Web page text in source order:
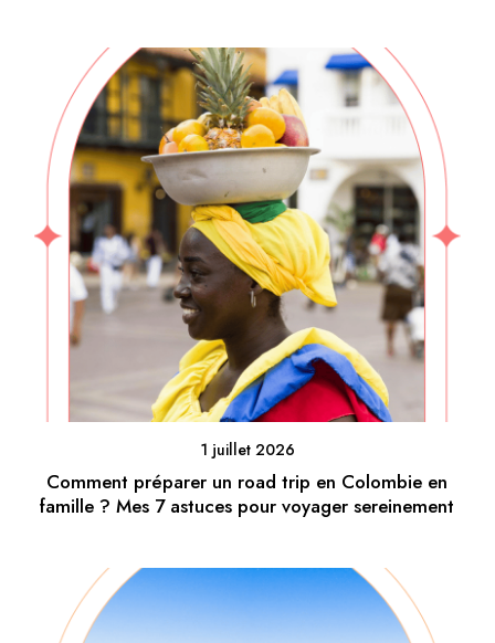
1 juillet 2026
Comment préparer un road trip en Colombie en
famille ? Mes 7 astuces pour voyager sereinement